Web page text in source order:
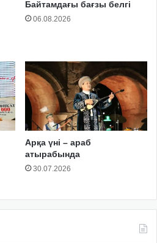
Байтамдағы бағзы белгі
06.08.2026
Арқа үні – араб
атырабында
30.07.2026